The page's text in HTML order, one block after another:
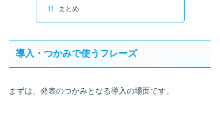
まとめ
導入・つかみで使うフレーズ
まずは、発表のつかみとなる導入の場面です。